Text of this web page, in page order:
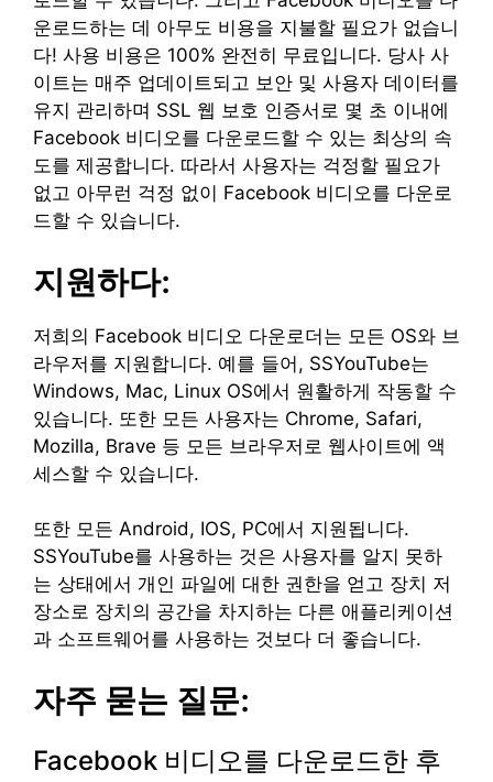
운로드하는 데 아무도 비용을 지불할 필요가 없습니
다! 사용 비용은 100% 완전히 무료입니다. 당사 사
이트는 매주 업데이트되고 보안 및 사용자 데이터를
유지 관리하며 SSL 웹 보호 인증서로 몇 초 이내에
Facebook 비디오를 다운로드할 수 있는 최상의 속
도를 제공합니다. 따라서 사용자는 걱정할 필요가
없고 아무런 걱정 없이 Facebook 비디오를 다운로
드할 수 있습니다.
지원하다:
저희의 Facebook 비디오 다운로더는 모든 OS와 브
라우저를 지원합니다. 예를 들어, SSYouTube는
Windows, Mac, Linux OS에서 원활하게 작동할 수
있습니다. 또한 모든 사용자는 Chrome, Safari,
Mozilla, Brave 등 모든 브라우저로 웹사이트에 액
세스할 수 있습니다.
또한 모든 Android, IOS, PC에서 지원됩니다.
SSYouTube를 사용하는 것은 사용자를 알지 못하
는 상태에서 개인 파일에 대한 권한을 얻고 장치 저
장소로 장치의 공간을 차지하는 다른 애플리케이션
과 소프트웨어를 사용하는 것보다 더 좋습니다.
자주 묻는 질문:
Facebook 비디오를 다운로드한 후